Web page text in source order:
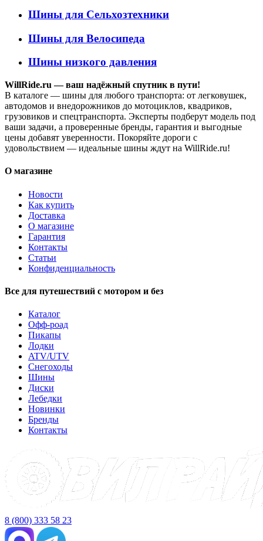
Шины для Сельхозтехники
Шины для Велосипеда
Шины низкого давления
WillRide.ru — ваш надёжный спутник в пути!
В каталоге — шины для любого транспорта: от легковушек,
автодомов и внедорожников до мотоциклов, квадриков,
грузовиков и спецтранспорта. Эксперты подберут модель под
ваши задачи, а проверенные бренды, гарантия и выгодные
цены добавят уверенности. Покоряйте дороги с
удовольствием — идеальные шины ждут на WillRide.ru!
О магазине
Новости
Как купить
Доставка
О магазине
Гарантия
Контакты
Статьи
Конфиденциальность
Все для путешествий с мотором и без
Каталог
Офф-роад
Пикапы
Лодки
ATV/UTV
Снегоходы
Шины
Диски
Лебедки
Новинки
Бренды
Контакты
8 (800) 333 58 23